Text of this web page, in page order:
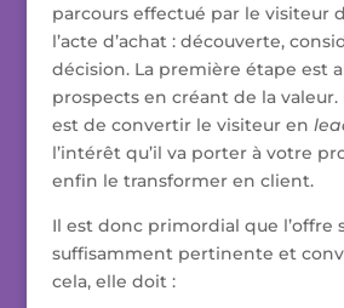
parcours effectué par le visiteur
l’acte d’achat : découverte,
décision. La première étape est
prospects en créant de la valeur.
est de convertir le visiteur en
l’intérêt qu’il va porter à votre
enfin le transformer en client.
Il est donc primordial que l’offre
suffisamment pertinente et
cela, elle doit :